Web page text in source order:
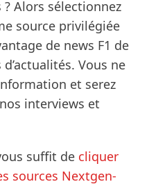
Alors sélectionnez
source privilégiée
de news F1 de
Vous ne
et serez
interviews et
suffit de cliquer
sources Nextgen-